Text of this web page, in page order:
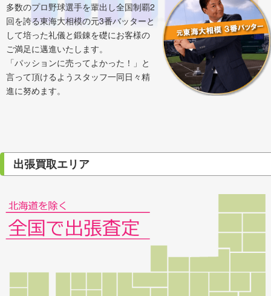
多数のプロ野球選手を輩出し全国制覇2
回を誇る東海大相模の元3番バッターと
して培った礼儀と鍛錬を礎にお客様の
ご満足に邁進いたします。
「パッションに売ってよかった！」と
言って頂けるようスタッフ一同日々精
進に努めます。
出張買取エリア